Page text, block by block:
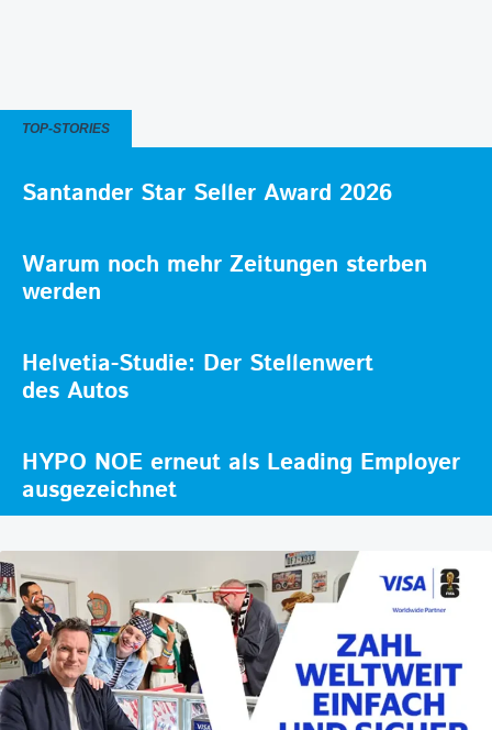
TOP-STORIES
Santander Star Seller Award 2026
Warum noch mehr Zeitungen sterben
werden
Helvetia-Studie: Der Stellenwert
des Autos
HYPO NOE erneut als Leading Employer
ausgezeichnet